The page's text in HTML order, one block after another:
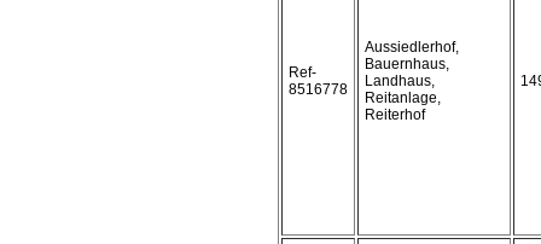
Ref-
8516778
Aussiedlerhof,
Bauernhaus,
Landhaus,
Reitanlage,
Reiterhof